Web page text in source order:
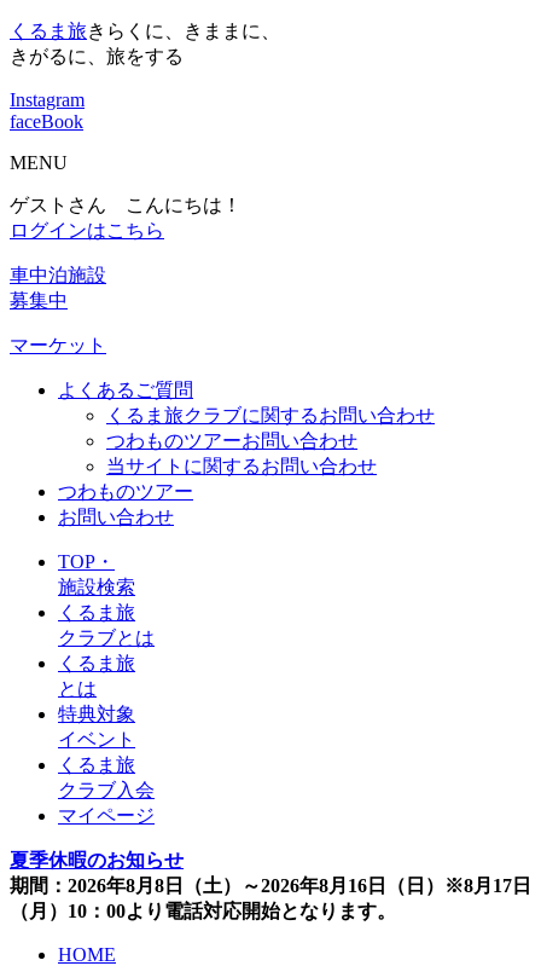
くるま旅きらくに、きままに、
きがるに、旅をする
Instagram
faceBook
MENU
ゲストさん こんにちは！
ログインはこちら
車中泊施設
募集中
マーケット
よくあるご質問
くるま旅クラブに関するお問い合わせ
つわものツアーお問い合わせ
当サイトに関するお問い合わせ
つわものツアー
お問い合わせ
TOP・
施設検索
くるま旅
クラブとは
くるま旅
とは
特典対象
イベント
くるま旅
クラブ入会
マイページ
夏季休暇のお知らせ
期間：2026年8月8日（土）～2026年8月16日（日）※8月17日
（月）10：00より電話対応開始となります。
HOME